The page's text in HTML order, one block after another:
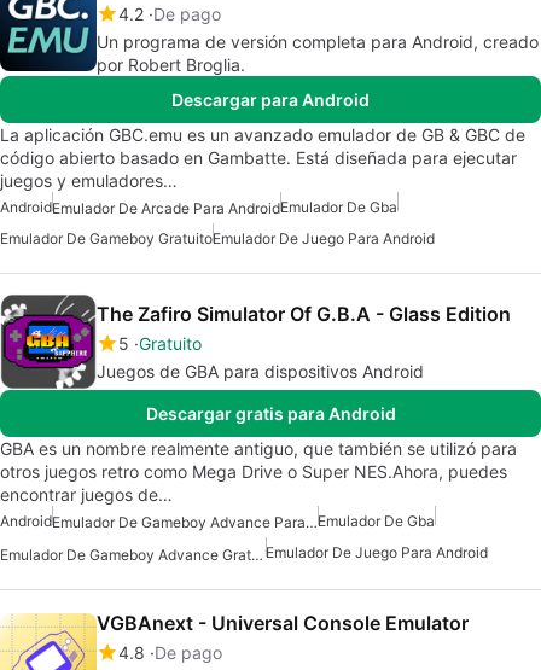
4.2 De pago
Un programa de versión completa para Android, creado
por Robert Broglia.
Descargar para Android
La aplicación GBC.emu es un avanzado emulador de GB & GBC de
código abierto basado en Gambatte. Está diseñada para ejecutar
juegos y emuladores…
AndroidEmulador De Arcade Para AndroidEmulador De Gba
Emulador De Gameboy GratuitoEmulador De Juego Para Android
The Zafiro Simulator Of G.B.A - Glass Edition
5 Gratuito
Juegos de GBA para dispositivos Android
Descargar gratis para Android
GBA es un nombre realmente antiguo, que también se utilizó para
otros juegos retro como Mega Drive o Super NES.Ahora, puedes
encontrar juegos de…
Android Emulador De Gameboy Advance Para AndroidEmulador De Gba
Emulador De Gameboy Advance Gratuito Para Android Emulador De Juego Para Android
VGBAnext - Universal Console Emulator
4.8 De pago